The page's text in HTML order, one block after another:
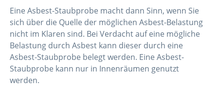
Eine Asbest-Staubprobe macht dann Sinn, wenn Sie
sich über die Quelle der möglichen Asbest-Belastung
nicht im Klaren sind. Bei Verdacht auf eine mögliche
Belastung durch Asbest kann dieser durch eine
Asbest-Staubprobe belegt werden. Eine Asbest-
Staubprobe kann nur in Innenräumen genutzt
werden.